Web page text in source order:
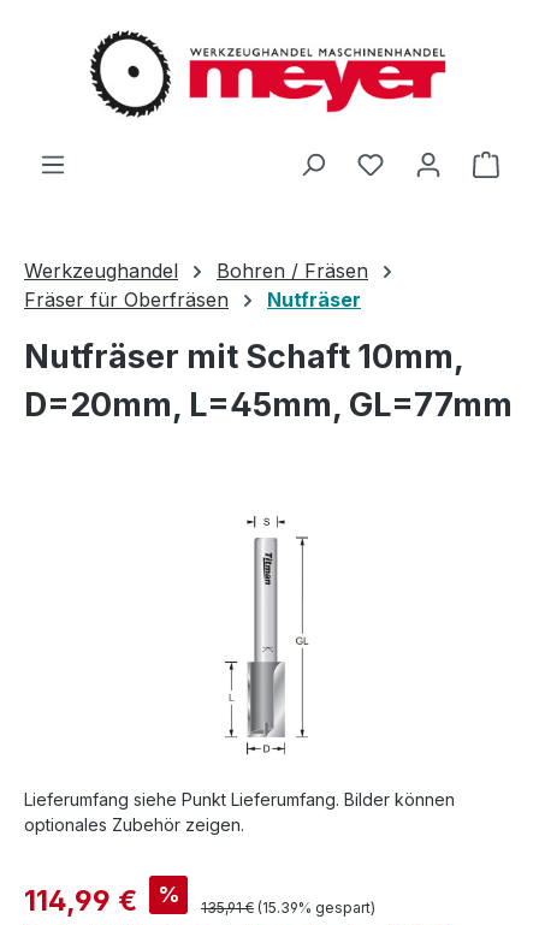
Zum Hauptinhalt springen
Du hast 0
Werkzeughandel
Bohren / Fräsen
Fräser für Oberfräsen
Nutfräser
Nutfräser mit Schaft 10mm,
D=20mm, L=45mm, GL=77mm
Bildergalerie überspringen
Lieferumfang siehe Punkt Lieferumfang. Bilder können
optionales Zubehör zeigen.
Verkaufspreis:
114,99 € % Regulärer Preis:
135,91 € (15.39% gespart)